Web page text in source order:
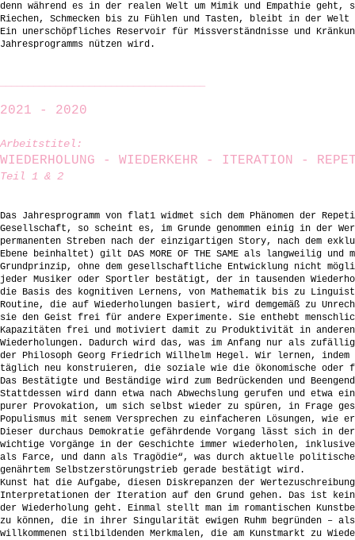
denn während es in der realen Welt um Mimik und Empathie geht,
Riechen, Schmecken bis zu Fühlen und Tasten, bleibt in der
Ein unerschöpfliches Reservoir für Missverständnisse und
Jahresprogramms nützen wird.
2021 - 2020
Arbeitstitel:
WIEDERHOLUNG - WIEDERKEHR - ITERATION -
Teil 1 & 2
Das Jahresprogramm von flat1 widmet sich dem Phänomen der
Gesellschaft, so scheint es, im Grunde genommen einig in der
permanenten Streben nach der einzigartigen Story, nach dem
Ebene beinhaltet) gilt DAS MORE OF THE SAME als langweilig
Grundprinzip, ohne dem gesellschaftliche Entwicklung nicht
jeder Musiker oder Sportler bestätigt, der in tausenden
die Basis des kognitiven Lernens, von Mathematik bis zu
Routine, die auf Wiederholungen basiert, wird demgemäß zu
sie den Geist frei für andere Experimente. Sie enthebt
Kapazitäten frei und motiviert damit zu Produktivität in anderen
Wiederholungen. Dadurch wird das, was im Anfang nur als
der Philosoph Georg Friedrich Willhelm Hegel. Wir lernen,
täglich neu konstruieren, die soziale wie die ökonomische oder
Das Bestätigte und Beständige wird zum Bedrückenden und
Stattdessen wird dann etwa nach Abwechslung gerufen und etwa
purer Provokation, um sich selbst wieder zu spüren, in Frage
Populismus mit senem Versprechen zu einfacheren Lösungen,
Dieser durchaus Demokratie gefährdende Vorgang lässt sich in
wichtige Vorgänge in der Geschichte immer wiederholen,
als Farce, und dann als Tragödie“, was durch aktuelle
genährtem Selbstzerstörungstrieb gerade bestätigt wird.
Kunst hat die Aufgabe, diesen Diskrepanzen der
Interpretationen der Iteration auf den Grund gehen. Das ist
der Wiederholung geht. Einmal stellt man im romantischen
zu können, die in ihrer Singularität ewigen Ruhm begründen –
willkommenen stilbildenden Merkmalen, die am Kunstmarkt zu